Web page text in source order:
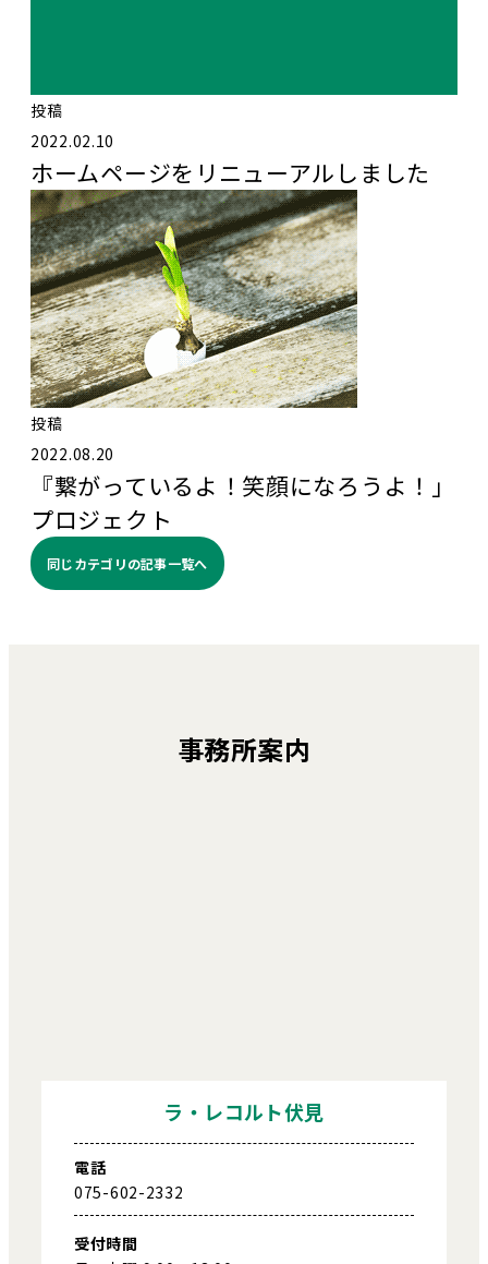
投稿
2022.02.10
ホームページをリニューアルしました
投稿
2022.08.20
『繋がっているよ！笑顔になろうよ！」
プロジェクト
同じカテゴリの記事⼀覧へ
事務所案内
ラ・レコルト伏見
電話
075-602-2332
受付時間